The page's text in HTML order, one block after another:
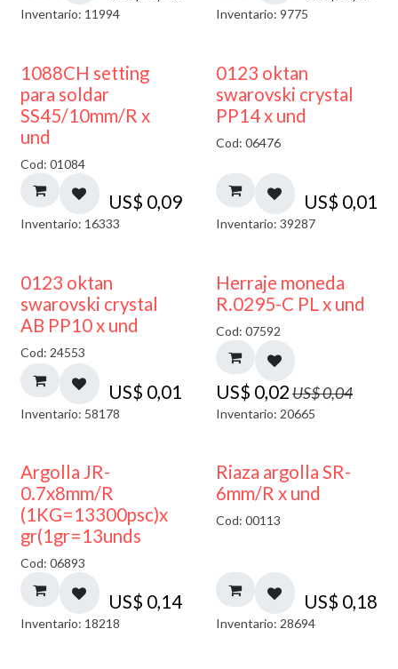
Inventario: 11994 Inventario: 9775
1088CH setting
para soldar
SS45/10mm/R x
und
Cod: 01084
US$ 0,09
Inventario: 16333
0123 oktan
swarovski crystal
PP14 x und
Cod: 06476
US$ 0,01
Inventario: 39287
0123 oktan
swarovski crystal
AB PP10 x und
Cod: 24553
US$ 0,01
Inventario: 58178
50% DESCUENTO
Herraje moneda
R.0295-C PL x und
Cod: 07592
US$ 0,02US$0,04
Inventario: 20665
Argolla JR-
0.7x8mm/R
(1KG=13300psc)x
gr(1gr=13unds
Cod: 06893
US$ 0,14
Inventario: 18218
Riaza argolla SR-
6mm/R x und
Cod: 00113
US$ 0,18
Inventario: 28694